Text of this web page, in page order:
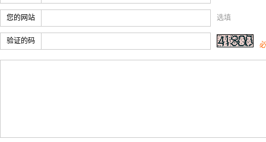
您的网站 选填
验证的码